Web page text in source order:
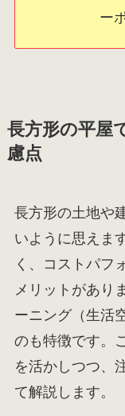
ー
長方形の平屋
慮点
長方形の土地や
いように思えま
く、コストパフ
メリットがあり
ーニング（生活
のも特徴です。
を活かしつつ、
て解説します。